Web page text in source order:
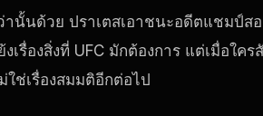
านั้นด้วย ปราเตสเอาชนะอดีตแชมป์
เรื่องสิ่งที่ UFC มักต้องการ แต่เมื่อใค
ช่เรื่องสมมติอีกต่อไป